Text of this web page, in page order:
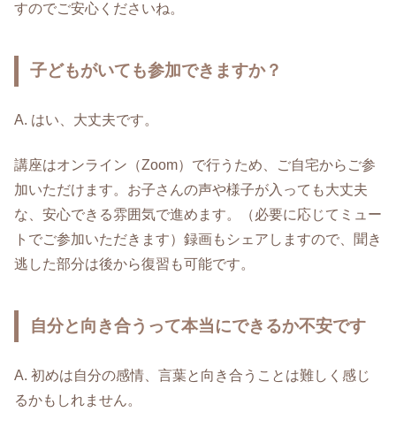
すのでご安心くださいね。
子どもがいても参加できますか？
A. はい、大丈夫です。
講座はオンライン（Zoom）で行うため、ご自宅からご参
加いただけます。お子さんの声や様子が入っても大丈夫
な、安心できる雰囲気で進めます。（必要に応じてミュー
トでご参加いただきます）録画もシェアしますので、聞き
逃した部分は後から復習も可能です。
自分と向き合うって本当にできるか不安です
A. 初めは自分の感情、言葉と向き合うことは難しく感じ
るかもしれません。